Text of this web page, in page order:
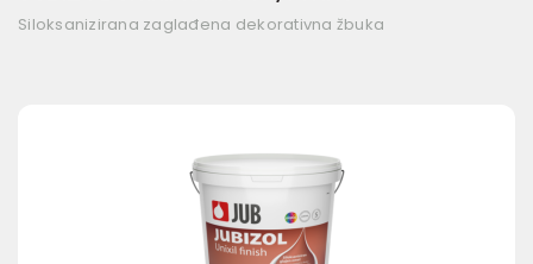
Siloksanizirana zaglađena dekorativna žbuka